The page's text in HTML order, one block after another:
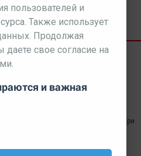
контент,
с мнением отдельных авторов.При
обязательна.
пользователей и
Также использует
Продолжая
даете свое согласие на
и важная